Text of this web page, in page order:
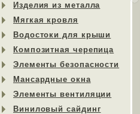
Изделия из металла
Мягкая кровля
Водостоки для крыши
Композитная черепица
Элементы безопасности
Мансардные окна
Элементы вентиляции
Виниловый сайдинг